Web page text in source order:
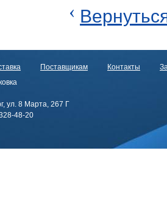
‹
Поставщикам Контакты
ул. 8 Марта, 267 Г
48-20